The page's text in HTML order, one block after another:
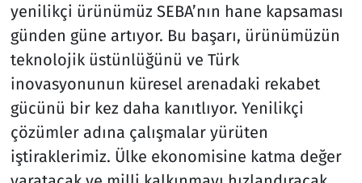
yenilikçi ürünümüz SEBA’nın hane kapsaması
günden güne artıyor. Bu başarı, ürünümüzün
teknolojik üstünlüğünü ve Türk
inovasyonunun küresel arenadaki rekabet
gücünü bir kez daha kanıtlıyor. Yenilikçi
çözümler adına çalışmalar yürüten
iştiraklerimiz. Ülke ekonomisine katma değer